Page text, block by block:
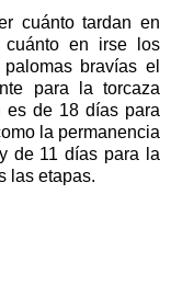
cuánto tardan en
en irse los
bravías el
para la torcaza
es de 18 días para
la permanencia
de 11 días para la
las etapas.